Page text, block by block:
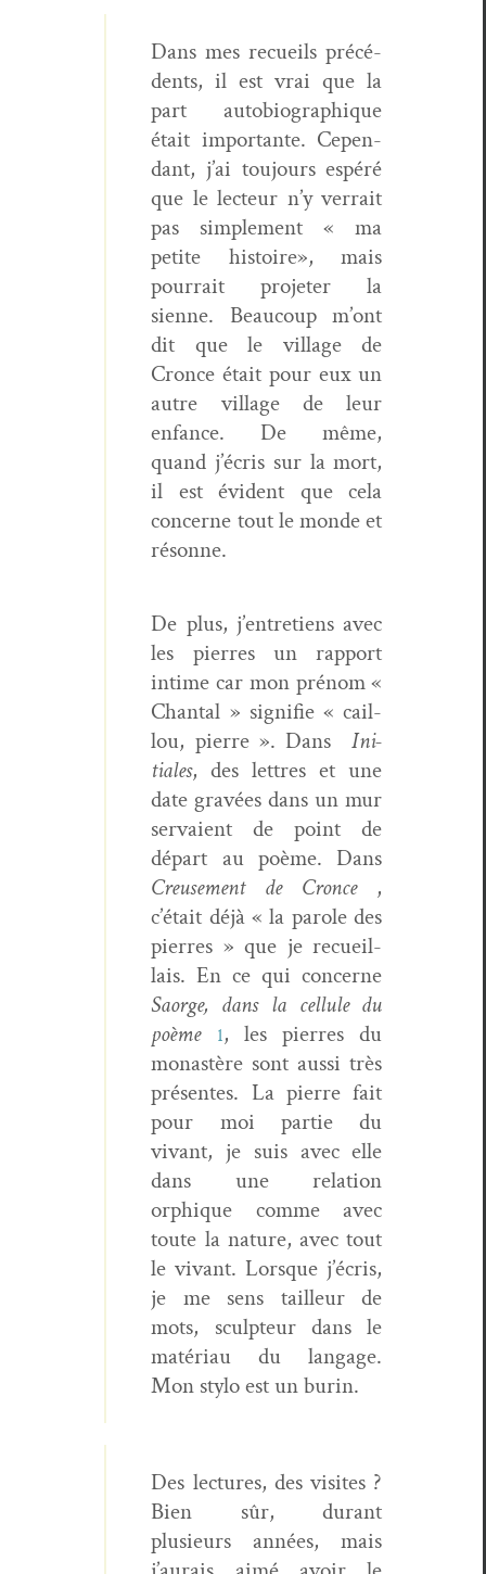
Dans mes recueils précé­
dents, il est vrai que la
part auto­bi­ographique
était impor­tante. Cepen­
dant, j’ai tou­jours espéré
que le lecteur n’y ver­rait
pas sim­ple­ment « ma
petite his­toire», mais
pour­rait pro­jeter la
sienne. Beau­coup m’ont
dit que le vil­lage de
Cronce était pour eux un
autre vil­lage de leur
enfance. De même,
quand j’écris sur la mort,
il est évi­dent que cela
con­cerne tout le monde et
résonne.
De plus, j’entretiens avec
les pier­res un rap­port
intime car mon prénom «
Chan­tal » sig­ni­fie « cail­
lou, pierre ». DansIni­
tiales, des let­tres et une
date gravées dans un mur
ser­vaient de point de
départ au poème. Dans
Creuse­ment de Cronce,
c’était déjà « la parole des
pier­res » que je recueil­
lais. En ce qui con­cerne
Saorge, dans la cel­lule du
poème
1, les pier­res du
monastère sont aus­si très
présentes. La pierre fait
pour moi par­tie du
vivant, je suis avec elle
dans une rela­tion
orphique comme avec
toute la nature, avec tout
le vivant. Lorsque j’écris,
je me sens tailleur de
mots, sculp­teur dans le
matéri­au du lan­gage.
Mon sty­lo est un burin.
Des lec­tures, des vis­ites ?
Bien sûr, durant
plusieurs années, mais